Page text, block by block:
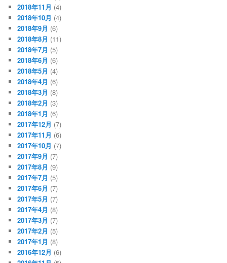
2018年11月 (4)
2018年10月 (4)
2018年9月 (6)
2018年8月 (11)
2018年7月 (5)
2018年6月 (6)
2018年5月 (4)
2018年4月 (6)
2018年3月 (8)
2018年2月 (3)
2018年1月 (6)
2017年12月 (7)
2017年11月 (6)
2017年10月 (7)
2017年9月 (7)
2017年8月 (9)
2017年7月 (5)
2017年6月 (7)
2017年5月 (7)
2017年4月 (8)
2017年3月 (7)
2017年2月 (5)
2017年1月 (8)
2016年12月 (6)